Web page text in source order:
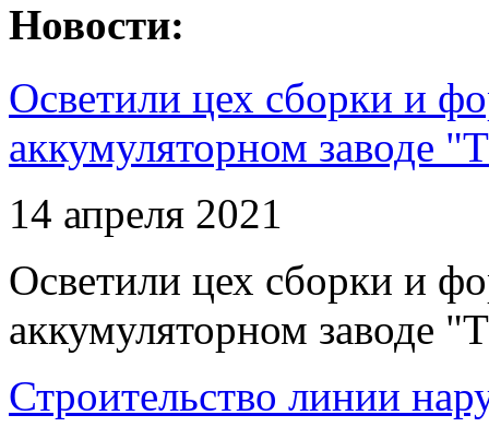
Новости:
Осветили цех сборки и
аккумуляторном заводе
14 апреля 2021
Осветили цех сборки и
аккумуляторном заводе
Строительство линии